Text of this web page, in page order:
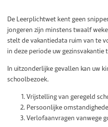
De Leerplichtwet kent geen
jongeren zijn minstens twaalf
stelt de vakantiedata ruim van te
in deze periode uw gezinsvakantie
In uitzonderlijke gevallen kan uw
schoolbezoek.
Vrijstelling van geregeld
Persoonlijke
Verlofaanvragen vanwege